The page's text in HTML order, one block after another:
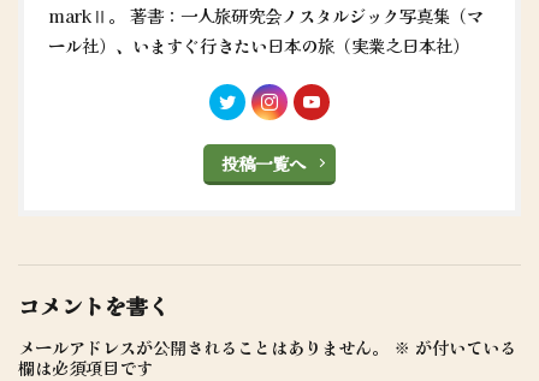
markⅡ。 著書：一人旅研究会ノスタルジック写真集（マ
ール社）、いますぐ行きたい日本の旅（実業之日本社）
投稿一覧へ
コメントを書く
メールアドレスが公開されることはありません。 ※ が付いている
欄は必須項目です